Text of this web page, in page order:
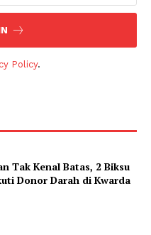
Policy.
Tak Kenal Batas, 2 Biksu
Donor Darah di Kwarda